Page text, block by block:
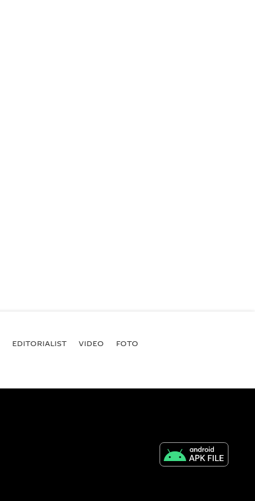
EDITORIALIST VIDEO FOTO